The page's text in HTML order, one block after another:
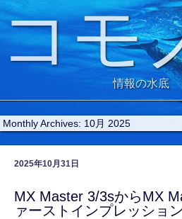
コモ
情報の水底
Monthly Archives: 10月 2025
2025年10月31日
MX Master 3/3sからMX
ァーストインプレッション